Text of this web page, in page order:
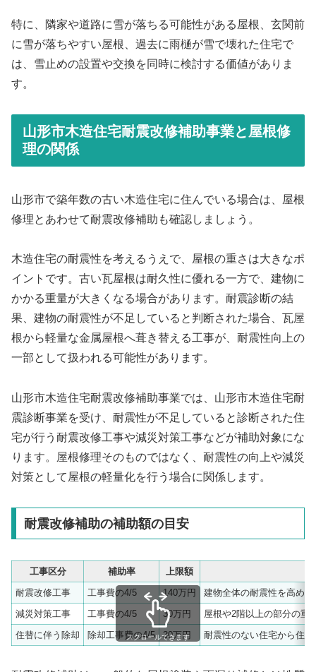
特に、隣家や道路に雪が落ちる可能性がある屋根、玄関前
に雪が落ちやすい屋根、過去に雨樋が雪で壊れた住宅で
は、雪止めの設置や交換を同時に検討する価値がありま
す。
山形市木造住宅耐震改修補助事業と屋根修
理の関係
山形市で築年数の古い木造住宅に住んでいる場合は、屋根
修理とあわせて耐震改修補助も確認しましょう。
木造住宅の耐震性を考えるうえで、屋根の重さは大きなポ
イントです。古い瓦屋根は耐久性に優れる一方で、建物に
かかる重量が大きくなる場合があります。耐震診断の結
果、建物の耐震性が不足していると判断された場合、瓦屋
根から軽量な金属屋根へ葺き替える工事が、耐震性向上の
一部として扱われる可能性があります。
山形市木造住宅耐震改修補助事業では、山形市木造住宅耐
震診断事業を受け、耐震性が不足していると診断された住
宅が行う耐震改修工事や減災対策工事などが補助対象にな
ります。屋根修理そのものではなく、耐震性の向上や減災
対策として屋根の軽量化を行う場合に関係します。
耐震改修補助の補助額の目安
工事区分 補助率
上限額
耐震改修工事
工事費の4/5 140万円
建物全体の耐震性を高め
減災対策工事
工事費の4/5 30万円
屋根や2階以上の部分の重
住替に伴う除却
除却工事費の4/5 30万円 耐震性のない住宅から住
スクロールできます